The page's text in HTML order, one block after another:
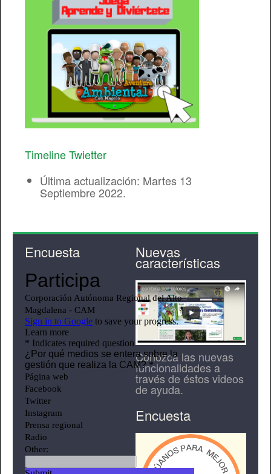
Timeline Twietter
Última actualización: Martes 13
Septiembre 2022.
Encuesta Nuevas
características
Conozca las nuevas
funcionalidades a
través de éstos videos
de ayuda.
Encuesta